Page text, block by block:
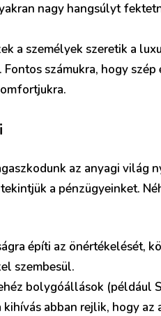
nagy hangsúlyt
a személyek szeretik a
számukra, hogy szép
az anyagi világ
a pénzügyeinket.
építi az önértékelését,
szembesül.
bolygóállások (például
abban rejlik, hogy az